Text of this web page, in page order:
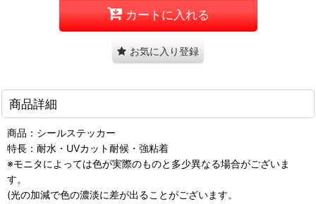
カートに入れる
お気に入り登録
商品詳細
商品：シールステッカー
特長：耐水・UVカット耐候・強粘着
※モニタによっては色が実際のものと多少異なる場合がございま
す。
(光の加減で色の濃淡に差が出ることがございます。